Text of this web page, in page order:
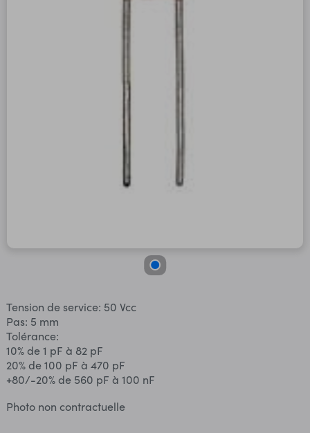
Tension de service: 50 Vcc
Pas: 5 mm
Tolérance:
10% de 1 pF à 82 pF
20% de 100 pF à 470 pF
+80/-20% de 560 pF à 100 nF
Photo non contractuelle